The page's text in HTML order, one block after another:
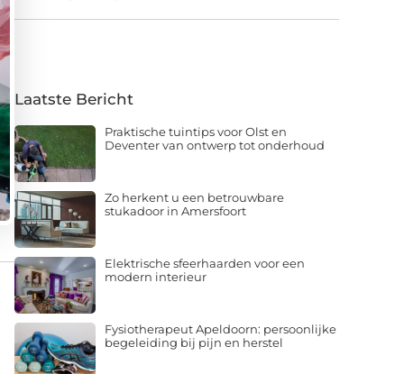
Laatste Bericht
Praktische tuintips voor Olst en
Deventer van ontwerp tot onderhoud
Zo herkent u een betrouwbare
stukadoor in Amersfoort
Elektrische sfeerhaarden voor een
modern interieur
Fysiotherapeut Apeldoorn: persoonlijke
begeleiding bij pijn en herstel